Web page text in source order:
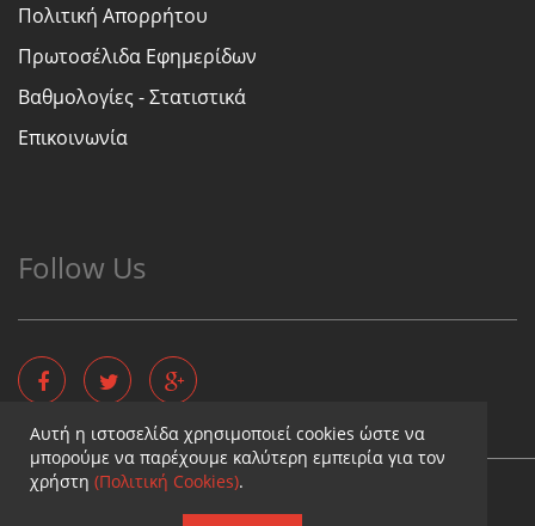
Πολιτική Απορρήτου
Πρωτοσέλιδα Εφημερίδων
Βαθμολογίες - Στατιστικά
Επικοινωνία
Follow Us
Copyright © - Diaititis.gr - All Rights Reserved.
Σχεδιασμός & κατασκευή ιστοσελίδων
Αυτή η ιστοσελίδα χρησιμοποιεί cookies ώστε να
μπορούμε να παρέχουμε καλύτερη εμπειρία για τον
χρήστη (Πολιτική Cookies).